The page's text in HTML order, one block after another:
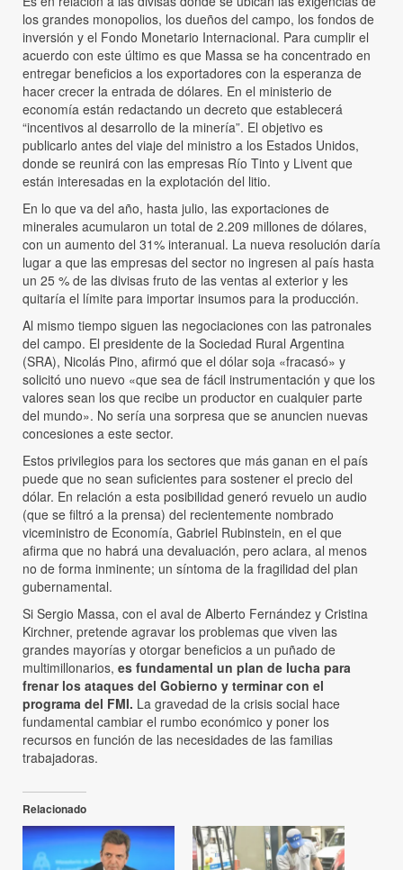
los grandes monopolios, los dueños del campo, los fondos de
inversión y el Fondo Monetario Internacional. Para cumplir el
acuerdo con este último es que Massa se ha concentrado en
entregar beneficios a los exportadores con la esperanza de
hacer crecer la entrada de dólares. En el ministerio de
economía están redactando un decreto que establecerá
“incentivos al desarrollo de la minería”. El objetivo es
publicarlo antes del viaje del ministro a los Estados Unidos,
donde se reunirá con las empresas Río Tinto y Livent que
están interesadas en la explotación del litio.
En lo que va del año, hasta julio, las exportaciones de
minerales acumularon un total de 2.209 millones de dólares,
con un aumento del 31% interanual. La nueva resolución daría
lugar a que las empresas del sector no ingresen al país hasta
un 25 % de las divisas fruto de las ventas al exterior y les
quitaría el límite para importar insumos para la producción.
Al mismo tiempo siguen las negociaciones con las patronales
del campo. El presidente de la Sociedad Rural Argentina
(SRA), Nicolás Pino, afirmó que el dólar soja «fracasó» y
solicitó uno nuevo «que sea de fácil instrumentación y que los
valores sean los que recibe un productor en cualquier parte
del mundo». No sería una sorpresa que se anuncien nuevas
concesiones a este sector.
Estos privilegios para los sectores que más ganan en el país
puede que no sean suficientes para sostener el precio del
dólar. En relación a esta posibilidad generó revuelo un audio
(que se filtró a la prensa) del recientemente nombrado
viceministro de Economía, Gabriel Rubinstein, en el que
afirma que no habrá una devaluación, pero aclara, al menos
no de forma inminente; un síntoma de la fragilidad del plan
gubernamental.
Si Sergio Massa, con el aval de Alberto Fernández y Cristina
Kirchner, pretende agravar los problemas que viven las
grandes mayorías y otorgar beneficios a un puñado de
multimillonarios, es fundamental un plan de lucha para
frenar los ataques del Gobierno y terminar con el
programa del FMI. La gravedad de la crisis social hace
fundamental cambiar el rumbo económico y poner los
recursos en función de las necesidades de las familias
trabajadoras.
Relacionado